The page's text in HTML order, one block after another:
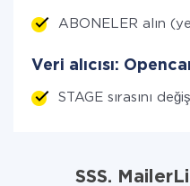
ABONELER alın
Veri alıcısı:
STAGE sırasını
SSS.